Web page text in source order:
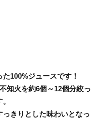
100%ジュースです！
知火を約6個～12個分絞っ
きりとした味わいとなっ